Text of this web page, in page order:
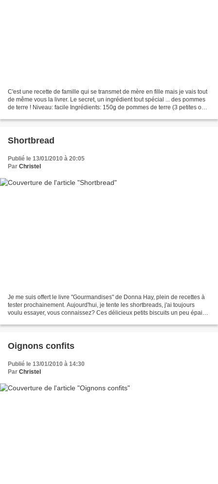
C'est une recette de famille qui se transmet de mère en fille mais je vais tout
de même vous la livrer. Le secret, un ingrédient tout spécial ... des pommes
de terre ! Niveau: facile Ingrédients: 150g de pommes de terre (3 petites ou 2
Shortbread
Publié le 13/01/2010 à 20:05
Par Christel
Je me suis offert le livre "Gourmandises" de Donna Hay, plein de recettes à
tester prochainement. Aujourd'hui, je tente les shortbreads, j'ai toujours
voulu essayer, vous connaissez? Ces délicieux petits biscuits un peu épais,
Oignons confits
Publié le 13/01/2010 à 14:30
Par Christel